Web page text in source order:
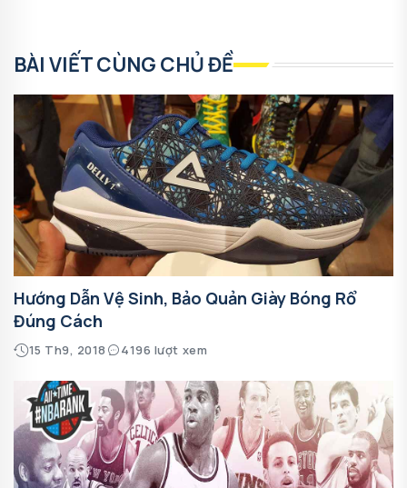
BÀI VIẾT CÙNG CHỦ ĐỀ
Hướng Dẫn Vệ Sinh, Bảo Quản Giày Bóng Rổ
Đúng Cách
15 Th9, 2018 4196 lượt xem